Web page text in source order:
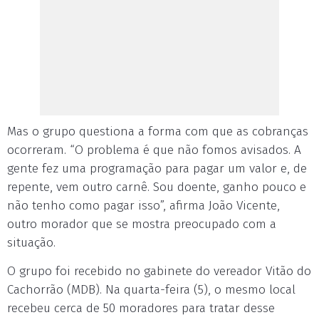
Mas o grupo questiona a forma com que as cobranças
ocorreram. “O problema é que não fomos avisados. A
gente fez uma programação para pagar um valor e, de
repente, vem outro carnê. Sou doente, ganho pouco e
não tenho como pagar isso”, afirma João Vicente,
outro morador que se mostra preocupado com a
situação.
O grupo foi recebido no gabinete do vereador Vitão do
Cachorrão (MDB). Na quarta-feira (5), o mesmo local
recebeu cerca de 50 moradores para tratar desse